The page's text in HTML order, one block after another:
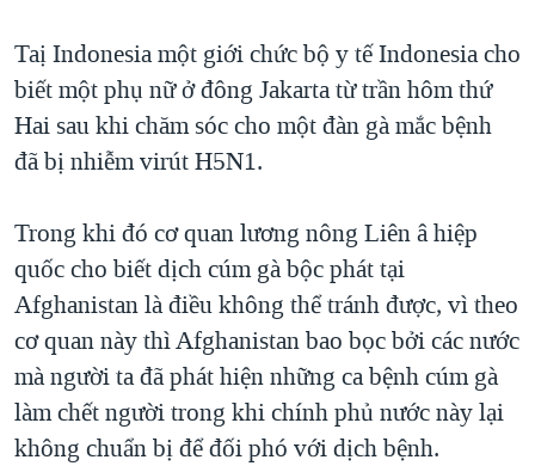
SỨC KHOẺ
VĂN HOÁ
THỂ THAO
GIÁO DỤC
TRỊNH VĨNH BÌNH - NGƯỜI HẠ 'BÊN THẮNG CUỘC'
GROUND ZERO – XƯA VÀ NAY
CHI PHÍ CHIẾN TRANH AFGHANISTAN
THƯỢNG ĐỈNH TRUMP-KIM TẠI VIỆT NAM
TRỊNH VĨNH BÌNH VS. CHÍNH PHỦ VIỆT NAM
NGƯ DÂN VIỆT VÀ LÀN SÓNG TRỘM HẢI SÂM
BÊN KIA QUỐC LỘ: TIẾNG VỌNG TỪ NÔNG THÔN MỸ
QUAN HỆ VIỆT MỸ
Ngôn ngữ khác
Taị Indonesia một giới chức bộ y tế Indonesia cho
biết một phụ nữ ở đông Jakarta từ trần hôm thứ
Hai sau khi chăm sóc cho một đàn gà mắc bệnh
đã bị nhiễm virút H5N1.
Trong khi đó cơ quan lương nông Liên â hiệp
quốc cho biết dịch cúm gà bộc phát tại
Afghanistan là điều không thể tránh được, vì theo
cơ quan này thì Afghanistan bao bọc bởi các nước
mà người ta đã phát hiện những ca bệnh cúm gà
làm chết người trong khi chính phủ nước này lại
không chuẩn bị để đối phó với dịch bệnh.